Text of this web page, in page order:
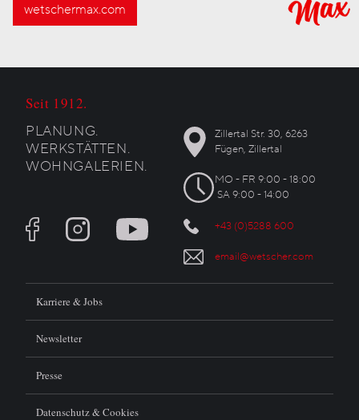
wetschermax.com
Seit 1912.
PLANUNG.
WERKSTÄTTEN.
WOHNGALERIEN.
Zillertal Str. 30, 6263
Fügen, Zillertal
MO - FR 9:00 - 18:00
SA 9:00 - 14:00
+43 (0)5288 600
email@wetscher.com
Karriere & Jobs
Newsletter
Presse
Datenschutz & Cookies